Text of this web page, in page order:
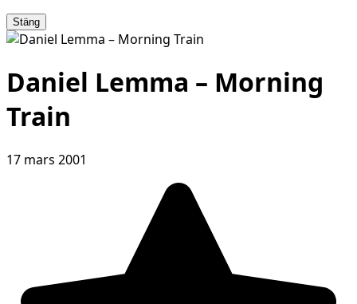
Stäng
Daniel Lemma – Morning
Train
17 mars 2001